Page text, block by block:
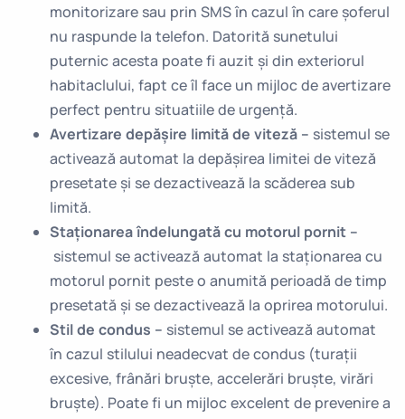
monitorizare sau prin SMS în cazul în care șoferul
nu raspunde la telefon. Datorită sunetului
puternic acesta poate fi auzit și din exteriorul
habitaclului, fapt ce îl face un mijloc de avertizare
perfect pentru situatiile de urgență.
Avertizare depășire limită de viteză – sistemul se
activează automat la depășirea limitei de viteză
presetate și se dezactivează la scăderea sub
limită.
Staționarea îndelungată cu motorul pornit –
sistemul se activează automat la staționarea cu
motorul pornit peste o anumită perioadă de timp
presetată și se dezactivează la oprirea motorului.
Stil de condus – sistemul se activează automat
în cazul stilului neadecvat de condus (turații
excesive, frânări bruște, accelerări bruște, virări
bruște). Poate fi un mijloc excelent de prevenire a